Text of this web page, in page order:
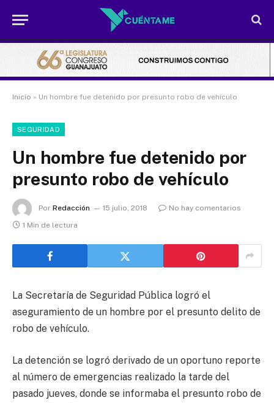
Inicio » Un hombre fue detenido por presunto robo de vehículo
SEGURIDAD
Un hombre fue detenido por
presunto robo de vehículo
Por Redacción 15 julio, 2018
No hay comentarios
1 Min de lectura
La Secretaría de Seguridad Pública logró el
aseguramiento de un hombre por el presunto delito de
robo de vehículo.
La detención se logró derivado de un oportuno reporte
al número de emergencias realizado la tarde del
pasado jueves, donde se informaba el presunto robo de